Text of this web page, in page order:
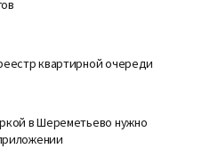
квартирной очереди
в Шереметьево нужно